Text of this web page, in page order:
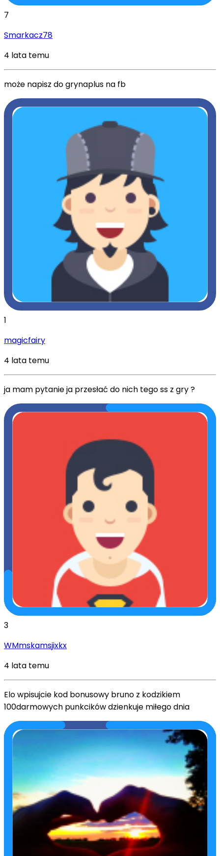
7
Smarkacz78
4 lata temu
może napisz do grynaplus na fb
1
magicfairy
4 lata temu
ja mam pytanie ja przesłać do nich tego ss z gry ?
3
WMmskamsjixkx
4 lata temu
Elo wpisujcie kod bonusowy bruno z kodzikiem
100darmowych punkcików dzienkuje miłego dnia